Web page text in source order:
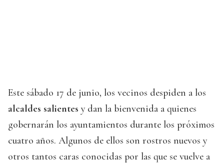
Este sábado 17 de junio, los vecinos despiden a los
alcaldes salientes y dan la bienvenida a quienes
gobernarán los ayuntamientos durante los próximos
cuatro años. Algunos de ellos son rostros nuevos y
otros tantos caras conocidas por las que se vuelve a